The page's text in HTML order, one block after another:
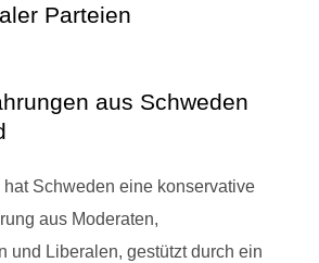
Parteien
aus Schweden
Schweden eine konservative
aus Moderaten,
und Liberalen, gestützt durch ein